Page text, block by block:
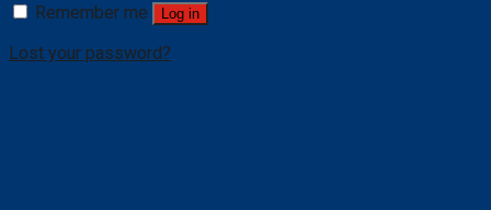
Remember me
Log in
Lost your password?